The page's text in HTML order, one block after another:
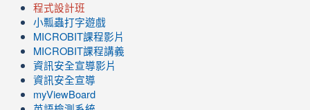
程式設計班
小瓢蟲打字遊戲
link
to
https://www.youtube.com/channel/UC8LghzcV5-
ZBGmXwlbUndNA/videos?
view=0&sort=dd&shelf_id=0
MICROBIT課程影片
link
to
https://www.youtube.com/channel/UC8LghzcV5-
ZBGmXwlbUndNA/videos?
view=0&sort=dd&shelf_id=0
MICROBIT課程講義
資訊安全宣導影片
資訊安全宣導
myViewBoard